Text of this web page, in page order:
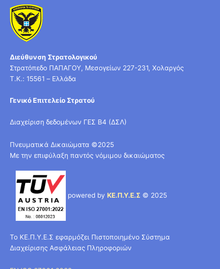
Διεύθυνση Στρατολογικού
Στρατόπεδο ΠΑΠΑΓΟΥ, Μεσογείων 227-231, Χολαργός
T.K.: 15561 – Ελλάδα
Γενικό Επιτελείο Στρατού
Διαχείριση δεδομένων ΓΕΣ Β4 (ΔΣΛ)
Πνευματικά Δικαιώματα ©2025
Με την επιφύλαξη παντός νόμιμου δικαιώματος
powered by ΚΕ.Π.Υ.Ε.Σ © 2025
Το ΚΕ.Π.Υ.Ε.Σ εφαρμόζει Πιστοποιημένο Σύστημα
Διαχείρισης Ασφάλειας Πληροφοριών